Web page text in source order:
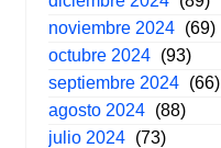
noviembre 2024 (69)
octubre 2024 (93)
septiembre 2024 (66)
agosto 2024 (88)
julio 2024 (73)